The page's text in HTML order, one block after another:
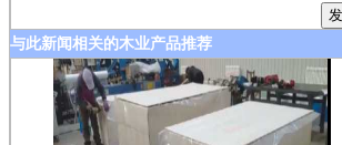
与此新闻相关的木业产品推荐